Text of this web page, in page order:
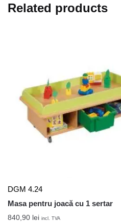
Related products
DGM 4.24
Masa pentru joacă cu 1 sertar
840,90 lei incl. TVA